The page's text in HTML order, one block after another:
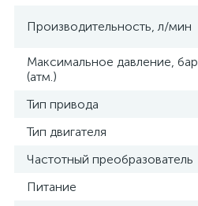
Производительность, л/мин
Максимальное давление, бар
(атм.)
Тип привода
Тип двигателя
Частотный преобразователь
Питание